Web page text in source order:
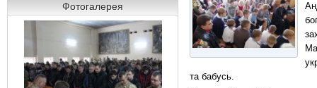
Фотогалерея
та бабусь.